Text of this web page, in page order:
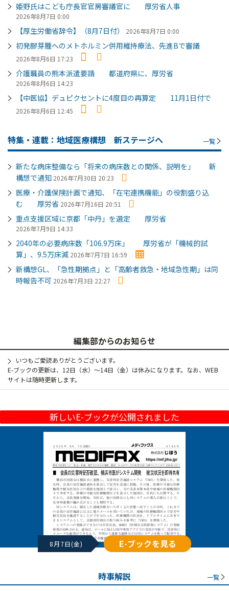
姫野氏はこども庁長官官房審議官に 厚労省人事
2026年8月7日 0:00
【厚生労働省辞令】（8月7日付） 2026年8月7日 0:00
初発膠芽腫へのメトホルミン併用維持療法、先進Bで審議
2026年8月6日 17:23
介護職員の熊本派遣要請 都道府県に、厚労省
2026年8月6日 14:23
【中医協】デュピクセントに4度目の再算定 11月1日付で
2026年8月6日 12:45
特集・連載：地域医療構想 新ステージへ 一覧
新たな病床整備なら「将来の病床数との関係、説明を」 新
構想で通知 2026年7月30日 20:23
医療・介護保険計画で通知、「在宅連携機能」の役割盛り込
む 厚労省 2026年7月16日 20:51
重点支援区域に京都「中丹」を選定 厚労省
2026年7月9日 14:33
2040年の必要病床数「106.9万床」 厚労省が「機械的試
算」、9.5万床減 2026年7月7日 16:59
新構想GL、「急性期拠点」と「高齢者救急・地域急性期」は同
時報告不可 2026年7月3日 22:27
編集部からのお知らせ
いつもご愛読ありがとうございます。
E-ブックの更新は、12日（水）～14日（金）は休みになります。なお、WEB
サイトは随時更新します。
新しいE-ブックが公開されました
8月7日(金) E-ブックを見る
時事解説 一覧